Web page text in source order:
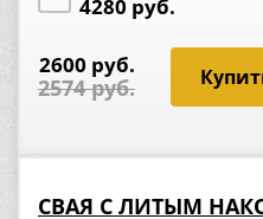
4280 руб.
2600 руб.
2574 руб.
СВАЯ С ЛИТЫМ